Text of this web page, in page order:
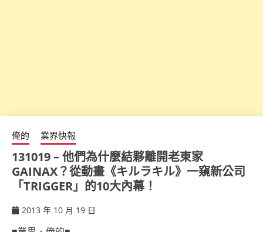
俺的 業界快報
131019 – 他們為什麼結夥離開老東家
GAINAX？從動畫《キルラキル》一窺新公司
「TRIGGER」的10大內幕！
2013 年 10 月 19 日